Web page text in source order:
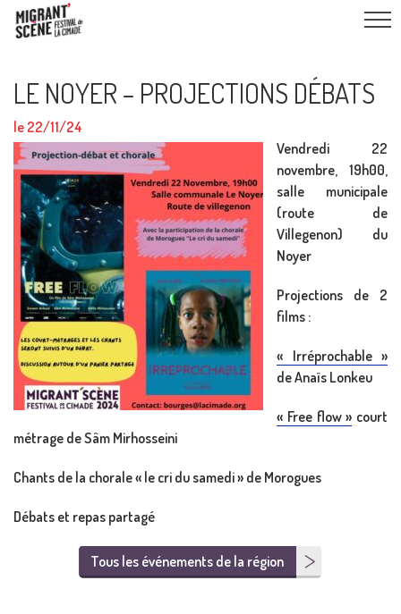
LE NOYER – PROJECTIONS DÉBATS
le 22/11/24
Vendredi 22
novembre, 19h00,
salle municipale
(route de
Villegenon) du
Noyer
Projections de 2
films :
« Irréprochable »
de Anaïs Lonkeu
« Free flow » court
métrage deSâm Mirhosseini
Chants de la chorale « le cri du samedi » de Morogues
Débats et repas partagé
Tous les événements de la région